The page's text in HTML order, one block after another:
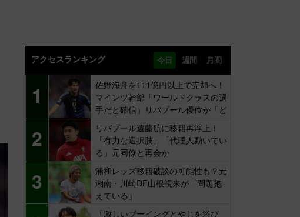
アクセスランキング 今日 週間 月間
1
佐野海舟を111億円以上で売却へ！
マインツ幹部「ワールドクラスの選
手だと確信」リバプール優位か「ど
ちらかだ」
2
リバプール遠藤航に移籍再浮上！
「有力な選択肢」「代理人動いてい
る」元同僚と再会か
3
浦和レッズ移籍破談の可能性も？元
湘南・川崎DF山根視来が「問題抱
えている」
「激しいブーイングとやじを浴び